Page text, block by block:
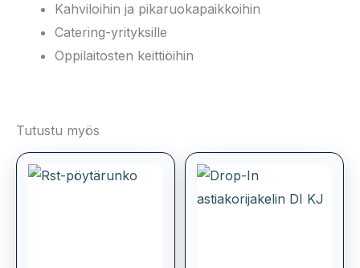
Kahviloihin ja pikaruokapaikkoihin
Catering-yrityksille
Oppilaitosten keittiöihin
Tutustu myös